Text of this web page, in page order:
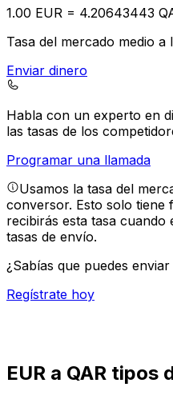
1.00 EUR = 4.20643443
Tasa del mercado medio a
Enviar dinero
Habla con un experto en
las tasas de los
Programar una llamada
Usamos la tasa del
conversor. Esto solo tiene
recibirás esta tasa cuando
tasas de envío.
¿Sabías que puedes
Regístrate hoy
EUR a QAR tipos